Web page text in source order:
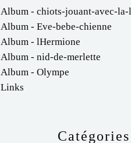
Catégories
Album - chiots-jouant-avec-la-
Album - Eve-bebe-chienne
Album - lHermione
Album - nid-de-merlette
Album - Olympe
Links